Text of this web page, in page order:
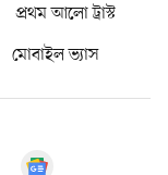
প্রথম আলো ট্রাস্ট
মোবাইল ভ্যাস